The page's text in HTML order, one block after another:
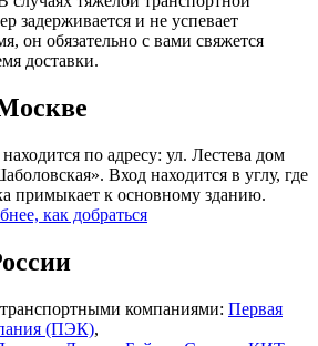
задерживается и не успевает
он обязательно с вами свяжется
доставки.
по адресу: ул. Лестева дом
Вход находится в углу, где
примыкает к основному зданию.
как добраться
компаниями: Первая
(ПЭК),